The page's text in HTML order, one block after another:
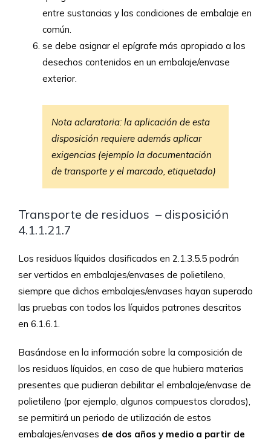
entre sustancias y las condiciones de embalaje en
común.
se debe asignar el epígrafe más apropiado a los
desechos contenidos en un embalaje/envase
exterior.
Nota aclaratoria: la aplicación de esta
disposición requiere además aplicar
exigencias (ejemplo la documentación
de transporte y el marcado, etiquetado)
Transporte de residuos – disposición
4.1.1.21.7
Los residuos líquidos clasificados en 2.1.3.5.5 podrán
ser vertidos en embalajes/envases de polietileno,
siempre que dichos embalajes/envases hayan superado
las pruebas con todos los líquidos patrones descritos
en 6.1.6.1.
Basándose en la información sobre la composición de
los residuos líquidos, en caso de que hubiera materias
presentes que pudieran debilitar el embalaje/envase de
polietileno (por ejemplo, algunos compuestos clorados),
se permitirá un periodo de utilización de estos
embalajes/envases de dos años y medio a partir de